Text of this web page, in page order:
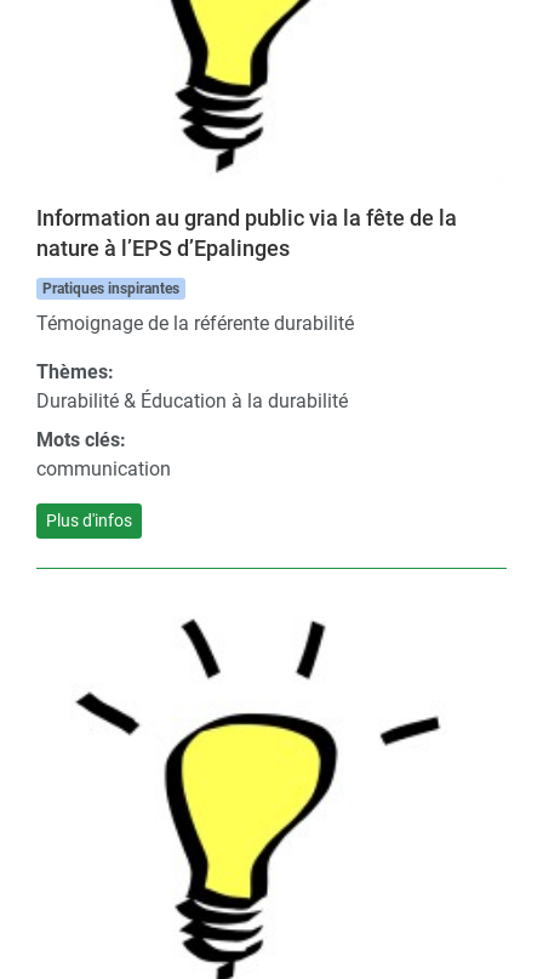
Information au grand public via la fête de la
nature à l’EPS d’Epalinges
Pratiques inspirantes
Témoignage de la référente durabilité
Thèmes:
Durabilité & Éducation à la durabilité
Mots clés:
communication
Plus d'infos